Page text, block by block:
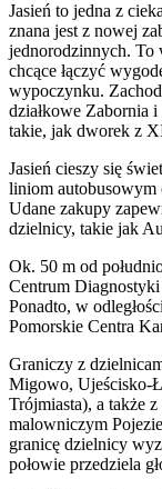
Jasień to jedna z
znana jest z nowej
jednorodzinnych. To
chcące łączyć
wypoczynku.
działkowe Zabornia
takie, jak dworek z
Jasień cieszy się
liniom
Udane zakupy
dzielnicy, takie jak
Ok. 50 m od
Centrum
Ponadto, w
Pomorskie Centra
Graniczy z
Migowo, Ujeścisko-
Trójmiasta), a także
malowniczym
granicę dzielnicy
połowie przedziela